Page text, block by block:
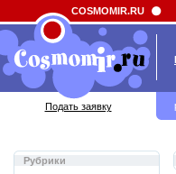
Field 'news_title' doesn't have a default
Рубрики
COSMOMIR.RU
Подать заявку